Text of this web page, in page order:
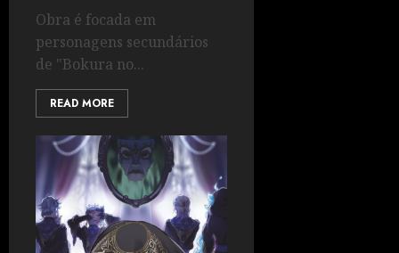
Obra é focada em
personagens secundários
de "Bokura no...
READ MORE